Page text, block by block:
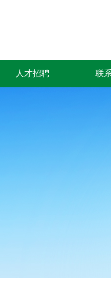
人才招聘 联